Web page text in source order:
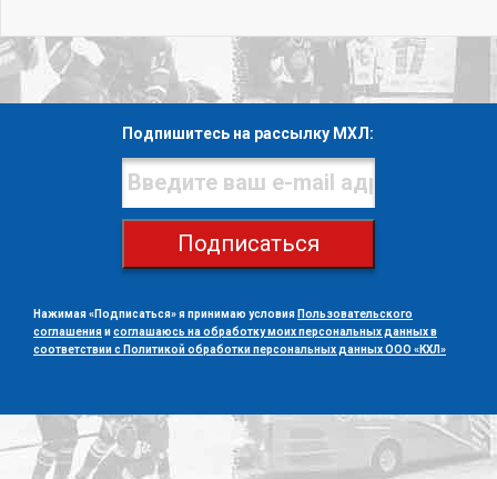
Подпишитесь на рассылку МХЛ:
Подписаться
Нажимая «Подписаться» я принимаю условия Пользовательского
соглашенияисоглашаюсь на обработку моих персональных данных в
соответствии с Политикой обработки персональных данных ООО «КХЛ»